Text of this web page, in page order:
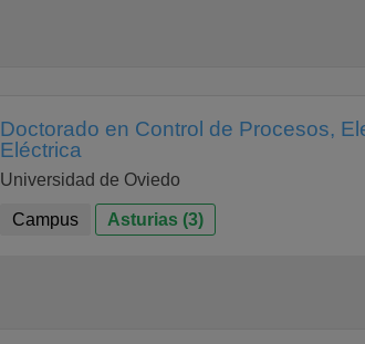
Doctorado en Control de Procesos,
Eléctrica
Universidad de Oviedo
Campus Asturias (3)